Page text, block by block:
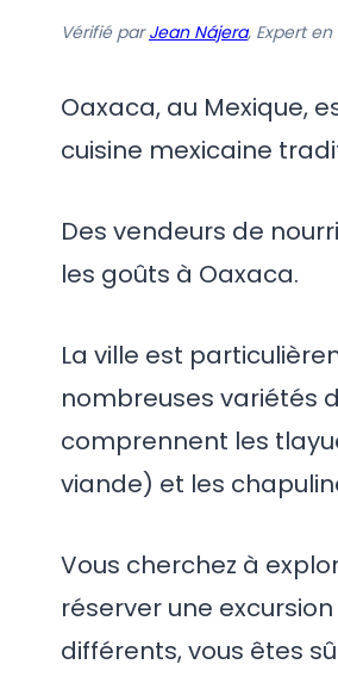
Vérifié parJean Nájera, Expert
Oaxaca, au Mexique,
cuisine mexicaine
Des vendeurs de
les goûts à Oaxaca.
La ville est
nombreuses variétés
comprennent les
viande) et les
Vous cherchez à
réserver une
différents, vous êtes